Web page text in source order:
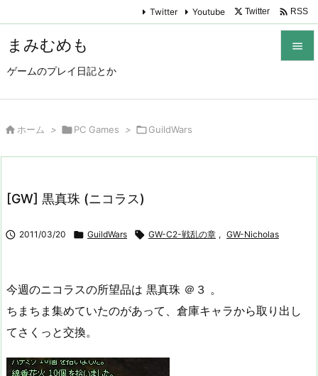
まみむめも
ゲームのプレイ日記とか

Twitter Youtube Twitter  RSS
 ホーム > PC Games > GuildWars
[GW] 黒真珠 (ニコラス)
 2011/03/20  GuildWars  GW-C2-戦乱の章 , GW-Nicholas
今週のニコラスの所望品は 黒真珠 ＠３ 。
ちまちま集めていたのがあって、倉庫キャラから取り出し
てさくっと交換。